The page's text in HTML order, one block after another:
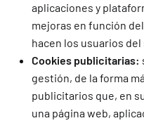
aplicaciones y
mejoras en función
hacen los usuarios del
Cookies publicitarias:
gestión, de la forma
publicitarios que, en
una página web,